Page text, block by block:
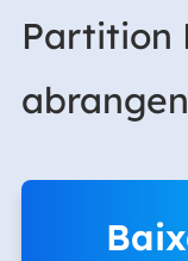
Partition